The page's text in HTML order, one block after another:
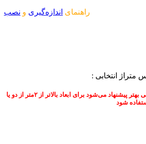
راهنمایاندازه‌گیریونصب
انتخابی :
* جهت دوام و کارایی بهتر پیشنهاد می‌شود برای ابعاد بالاتر از ۲متر از دو یا
شود